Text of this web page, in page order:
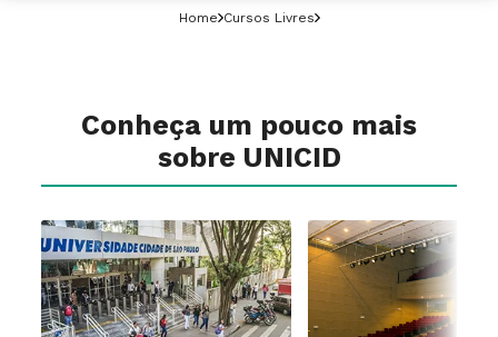
Home Cursos Livres
Conheça um pouco mais
sobre UNICID